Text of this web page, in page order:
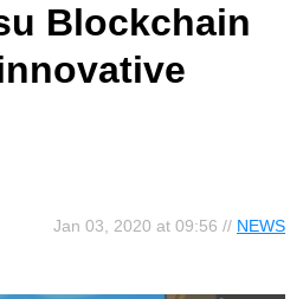
Blockchain
Jan 03, 2020 at 09:56 // NEWS